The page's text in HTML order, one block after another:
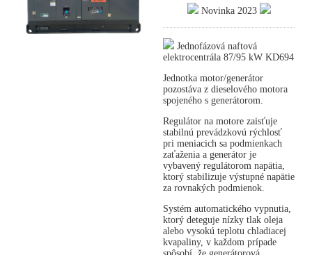
Novinka 2023
Jednofázová naftová
elektrocentrála 87/95 kW KD694
Jednotka motor/generátor
pozostáva z dieselového motora
spojeného s generátorom.
Regulátor na motore zaisťuje
stabilnú prevádzkovú rýchlosť
pri meniacich sa podmienkach
zaťaženia a generátor je
vybavený regulátorom napätia,
ktorý stabilizuje výstupné napätie
za rovnakých podmienok.
Systém automatického vypnutia,
ktorý deteguje nízky tlak oleja
alebo vysokú teplotu chladiacej
kvapaliny, v každom prípade